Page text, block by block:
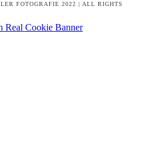
FOTOGRAFIE 2022 | ALL RIGHTS
Real Cookie Banner